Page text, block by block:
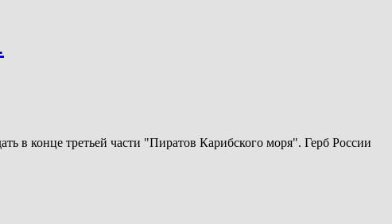
в конце третьей части "Пиратов Карибского моря". Герб России